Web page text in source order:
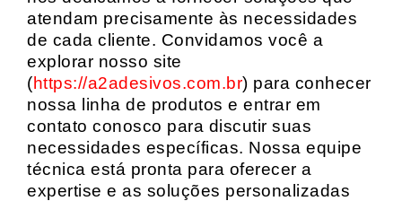
atendam precisamente às necessidades
de cada cliente. Convidamos você a
explorar nosso site
(https://a2adesivos.com.br) para conhecer
nossa linha de produtos e entrar em
contato conosco para discutir suas
necessidades específicas. Nossa equipe
técnica está pronta para oferecer a
expertise e as soluções personalizadas